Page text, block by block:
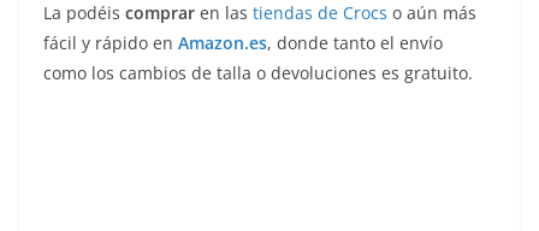
La podéis comprar en las tiendas de Crocs o aún más
fácil y rápido en Amazon.es, donde tanto el envío
como los cambios de talla o devoluciones es gratuito.